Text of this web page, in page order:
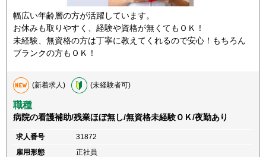
幅広い年齢層の方が活躍しています。
お休みも取りやすく、経験や資格が無くてもＯＫ！
未経験、無資格の方は丁寧に教えてくれるので安心！もちろん
ブランクの方もＯＫ！
(新着求人) (未経験者可)
職種
病院の看護補助/残業ほぼ無し/無資格未経験ＯＫ/夜勤あり
求人番号
31872
雇用形態
正社員